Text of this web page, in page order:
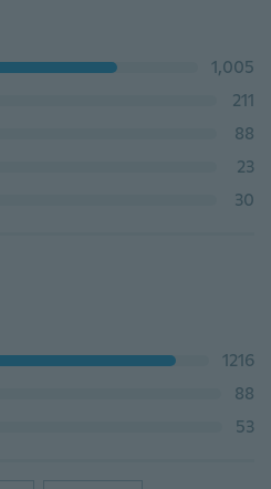
1,005
211
88
23
30
1216
88
53